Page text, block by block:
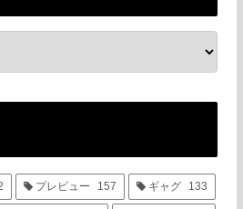
プレビュー 157 ギャグ 133